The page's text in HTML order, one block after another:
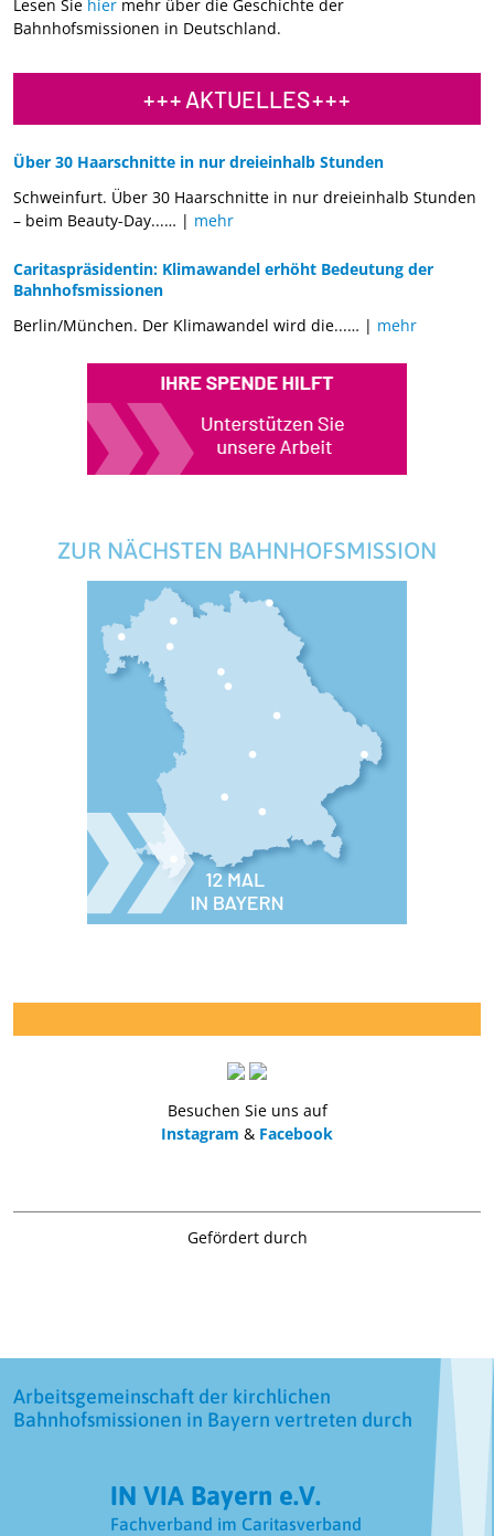
Lesen Sie hier mehr über die Geschichte der
Bahnhofsmissionen in Deutschland.
AKTUELLES
Über 30 Haarschnitte in nur dreieinhalb Stunden
Schweinfurt. Über 30 Haarschnitte in nur dreieinhalb Stunden
– beim Beauty-Day...… | mehr
Caritaspräsidentin: Klimawandel erhöht Bedeutung der
Bahnhofsmissionen
Berlin/München. Der Klimawandel wird die...… | mehr
ZUR NÄCHSTEN BAHNHOFSMISSION
Besuchen Sie uns auf
Instagram & Facebook
Gefördert durch
Arbeitsgemeinschaft der kirchlichen
Bahnhofsmissionen in Bayern vertreten durch
IN VIA Bayern e.V.
Fachverband im Caritasverband